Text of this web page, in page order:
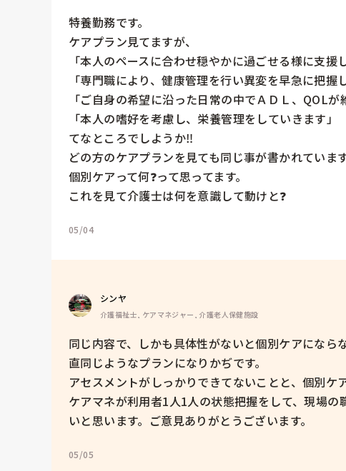
特養勤務です。
ケアプラン見てますが、
「本人のペースに合わせ穏やかに過ごせる様に支援
「専門職により、健康管理を行い異変を早急に把握
「ご自身の希望に沿った日常の中でＡＤＬ、QOL
「本人の嗜好を考慮し、栄養管理をしていきます」
てなところでしようか‼️
どの方のケアプランを見ても同じ事が書かれていま
個別ケアって何❓って思ってます。
05/04
シンヤ
介護福祉士, ケアマネジャー, 介護老人保健施設
同じ内容で、しかも具体性がないと個別ケアにな
直同じようなプランになりかぢです。
アセスメントがしっかりできてないことと、個別ケ
ケアマネが利用者1人1人の状態把握をして、現場
いと思います。ご意見ありがとうございます。
05/05